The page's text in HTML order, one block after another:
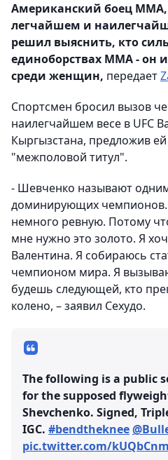
Американский боец
легчайшем и
решил выяснить, кто
единоборствах ММА - он
среди женщин, передает
Спортсмен бросил вызов
наилегчайшем весе в UFC
Кыргызстана, предложив
"межполовой титул".
- Шевченко называют
доминирующих чемпионов.
немного ревную. Потому
мне нужно это золото. Я
Валентина. Я собираюсь
чемпионом мира. Я
будешь следующей, кто
колено, – заявил Сехудо.
The following is a public
for the supposed
Shevchenko. Signed,
IGC. #bendtheknee
pic.twitter.com/